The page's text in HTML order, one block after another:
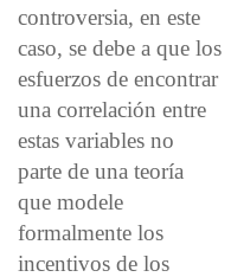
controversia, en este
caso, se debe a que los
esfuerzos de encontrar
una correlación entre
estas variables no
parte de una teoría
que modele
formalmente los
incentivos de los